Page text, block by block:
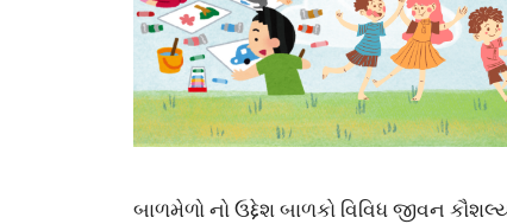
બાળમેળો નો ઉદ્દેશ બાળકો વિવિધ જીવન